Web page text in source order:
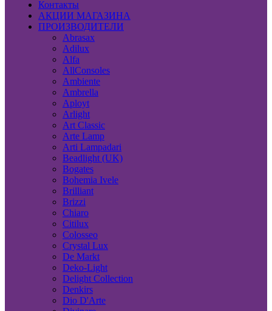
Контакты
АКЦИИ МАГАЗИНА
ПРОИЗВОДИТЕЛИ
Abrasax
Adilux
Alfa
AllConsoles
Ambiente
Ambrella
Aployt
Arlight
Art Classic
Arte Lamp
Arti Lampadari
Beadlight (UK)
Bogates
Bohemia Ivele
Brilliant
Brizzi
Chiaro
Citilux
Colosseo
Crystal Lux
De Markt
Deko-Light
Delight Collection
Denkirs
Dio D'Arte